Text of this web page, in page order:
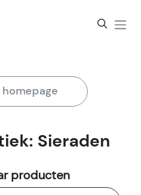
homepage
Sieraden
producten